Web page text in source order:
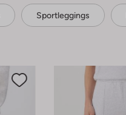
Sportleggings